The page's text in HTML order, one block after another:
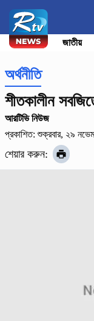
জাতীয়
অর্থনীতি
শীতকালীন
আরটিভি নিউজ
প্রকাশিত: শুক্রবার, ২৯
শেয়ার করুন: